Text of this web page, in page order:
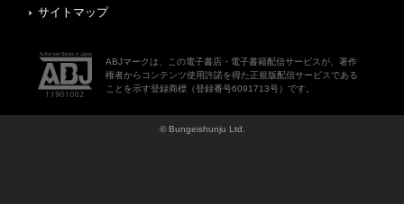
サイトマップ
ABJマークは、この電子書店・電子書籍配信サービスが、著作
権者からコンテンツ使用許諾を得た正規版配信サービスである
ことを示す登録商標（登録番号6091713号）です。
© Bungeishunju Ltd.